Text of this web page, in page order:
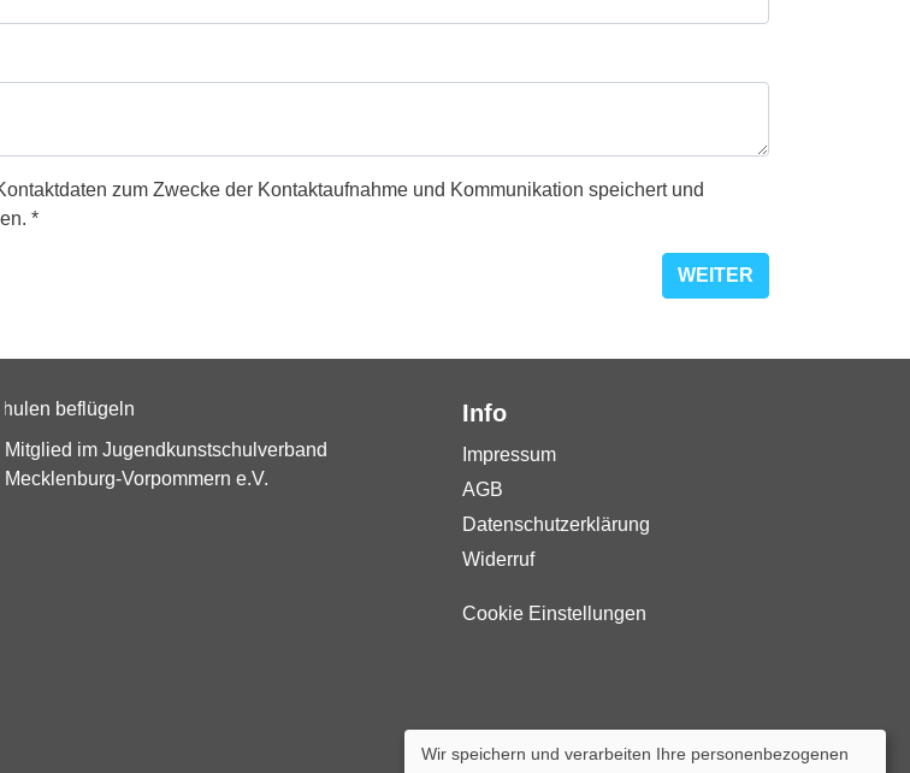
zum Zwecke der Kontaktaufnahme und Kommunikation speichert und
*
WEITER
Mitglied im Jugendkunstschulverband
Mecklenburg-Vorpommern e.V.
Info
Impressum
AGB
Datenschutzerklärung
Widerruf
Cookie Einstellungen
Wir speichern und verarbeiten Ihre personenbezogenen